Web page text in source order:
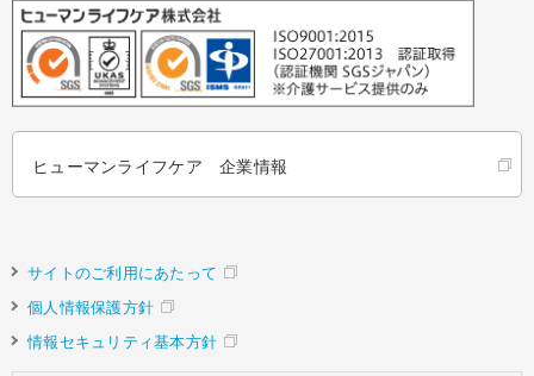
ヒューマンライフケア 企業情報
サイトのご利用にあたって
個人情報保護方針
情報セキュリティ基本方針